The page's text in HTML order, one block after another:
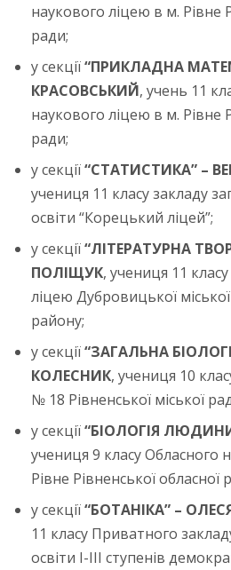
наукового ліцею в м. Рівне
ради;
у секції“ПРИКЛАДНА
КРАСОВСЬКИЙ, учень 11
наукового ліцею в м. Рівне
ради;
у секції“СТАТИСТИКА” –
учениця 11 класу закладу
освіти “Корецький ліцей”;
у секції“ЛІТЕРАТУРНА
ПОЛІЩУК, учениця 11
ліцею Дубровицької
району;
у секції“ЗАГАЛЬНА
КОЛЕСНИК, учениця 10
№ 18 Рівненської міської
у секції“БІОЛОГІЯ
учениця 9 класу Обласного
Рівне Рівненської обласної
у секції“БОТАНІКА” –
11 класу Приватного
освіти І-ІІІ ступенів